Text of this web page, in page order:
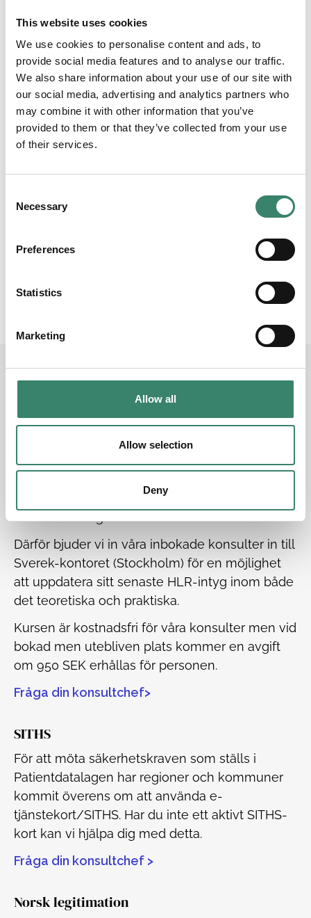
This website uses cookies
We use cookies to personalise content and ads, to
provide social media features and to analyse our traffic.
We also share information about your use of our site with
our social media, advertising and analytics partners who
may combine it with other information that you’ve
provided to them or that they’ve collected from your use
of their services.
Necessary
Preferences
Statistics
Marketing
Allow all
Allow selection
Deny
En specifik mall för att skapa ditt CV enligt
norska standarder. Anpassad för att passa den
norska arbetsmarknaden och för att öka dina
chanser att få önskat jobb.
Ladda ner:Excel
Faktura
En enkel och användarvänlig fakturamall för att
skapa professionella fakturor. Effektiv för att
transaktioner.
Ladda ner:
Vi kan hjälpa dig med
Från och med 1 April och framåt är ett av
inom Sveriges regioner att ha en uppdaterad
Därför bjuder vi in våra inbokade konsulter in till
Sverek-kontoret (Stockholm) för en möjlighet
att uppdatera sitt senaste HLR-intyg inom både
det teoretiska och praktiska.
Kursen är kostnadsfri för våra konsulter men vid
bokad men utebliven plats kommer en avgift
om 950 SEK erhållas för personen.
Fråga din konsultchef>
SITHS
För att möta säkerhetskraven som ställs i
Patientdatalagen har regioner och kommuner
kommit överens om att använda e-
tjänstekort/SITHS. Har du inte ett aktivt SITHS-
kort kan vi hjälpa dig med detta.
Fråga din konsultchef >
Norsk legitimation